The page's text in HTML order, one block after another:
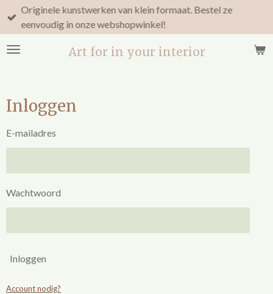
Ga
direct
de
Art for in your interior
Originele kunstwerken van klein formaat. Bestel ze
eenvoudig in onze webshopwinkel!
Inloggen
E-mailadres
Wachtwoord
Inloggen
Account nodig?